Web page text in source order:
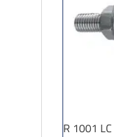
R 1001 LC